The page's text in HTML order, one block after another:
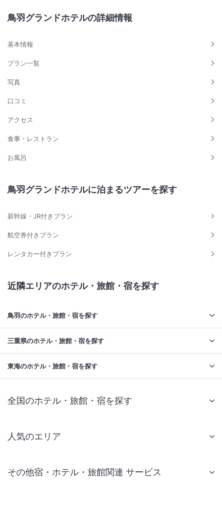
鳥羽グランドホテルの詳細情報
基本情報
プラン一覧
写真
口コミ
アクセス
食事・レストラン
お風呂
鳥羽グランドホテルに泊まるツアーを探す
新幹線・JR付きプラン
航空券付きプラン
レンタカー付きプラン
近隣エリアのホテル・旅館・宿を探す
鳥羽のホテル・旅館・宿を探す
三重県のホテル・旅館・宿を探す
東海のホテル・旅館・宿を探す
全国のホテル・旅館・宿を探す
人気のエリア
仙台 ホテル
その他宿・ホテル・旅館関連 サービス